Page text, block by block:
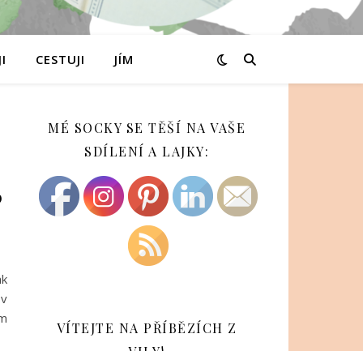
CESTUJI JÍM
MÉ SOCKY SE TĚŠÍ NA VAŠE
SDÍLENÍ A LAJKY:
VÍTEJTE NA PŘÍBĚZÍCH Z